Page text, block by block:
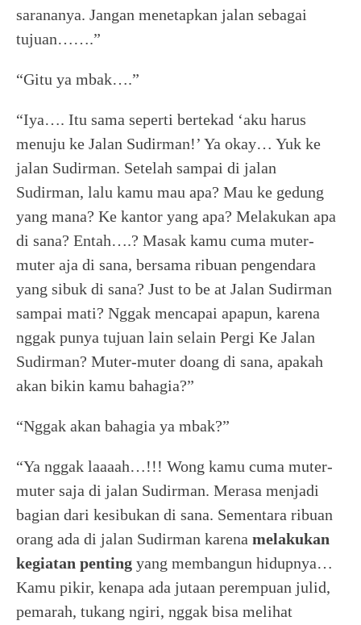
sarananya. Jangan menetapkan jalan sebagai
tujuan…….”
“Gitu ya mbak….”
“Iya…. Itu sama seperti bertekad ‘aku harus
menuju ke Jalan Sudirman!’ Ya okay… Yuk ke
jalan Sudirman. Setelah sampai di jalan
Sudirman, lalu kamu mau apa? Mau ke gedung
yang mana? Ke kantor yang apa? Melakukan apa
di sana? Entah….? Masak kamu cuma muter-
muter aja di sana, bersama ribuan pengendara
yang sibuk di sana? Just to be at Jalan Sudirman
sampai mati? Nggak mencapai apapun, karena
nggak punya tujuan lain selain Pergi Ke Jalan
Sudirman? Muter-muter doang di sana, apakah
akan bikin kamu bahagia?”
“Nggak akan bahagia ya mbak?”
“Ya nggak laaaah…!!! Wong kamu cuma muter-
muter saja di jalan Sudirman. Merasa menjadi
bagian dari kesibukan di sana. Sementara ribuan
orang ada di jalan Sudirman karena melakukan
kegiatan penting yang membangun hidupnya…
Kamu pikir, kenapa ada jutaan perempuan julid,
pemarah, tukang ngiri, nggak bisa melihat